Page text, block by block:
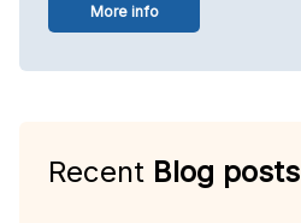
More info
Recent Blog posts